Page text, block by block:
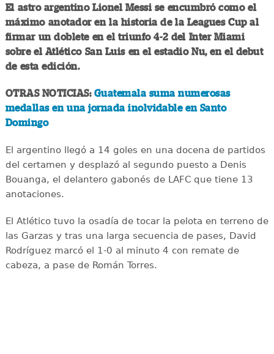
El astro argentino Lionel Messi se encumbró como el
máximo anotador en la historia de la Leagues Cup al
firmar un doblete en el triunfo 4-2 del Inter Miami
sobre el Atlético San Luis en el estadio Nu, en el debut
de esta edición.
OTRAS NOTICIAS: Guatemala suma numerosas
medallas en una jornada inolvidable en Santo
Domingo
El argentino llegó a 14 goles en una docena de partidos
del certamen y desplazó al segundo puesto a Denis
Bouanga, el delantero gabonés de LAFC que tiene 13
anotaciones.
El Atlético tuvo la osadía de tocar la pelota en terreno de
las Garzas y tras una larga secuencia de pases, David
Rodríguez marcó el 1-0 al minuto 4 con remate de
cabeza, a pase de Román Torres.